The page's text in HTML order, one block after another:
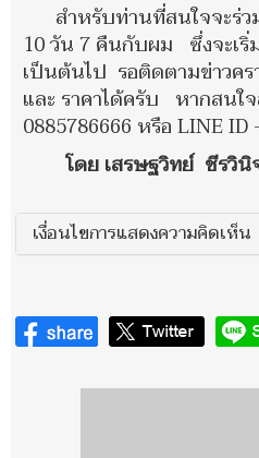
สำหรับท่านที่สนใจจะร่
10 วัน 7 คืนกับผม ซึ่งจะเริ่
เป็นต้นไป รอติดตามข่าวคร
และ ราคาได้ครับ หากสนใ
0885786666 หรือ LINE ID
โดย เสรษฐวิทย์ ชีรวินิ
เงื่อนไขการแสดงความคิดเห็น